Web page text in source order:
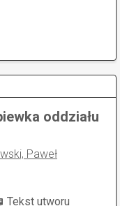
oddziału
Paweł
Tekst utworu